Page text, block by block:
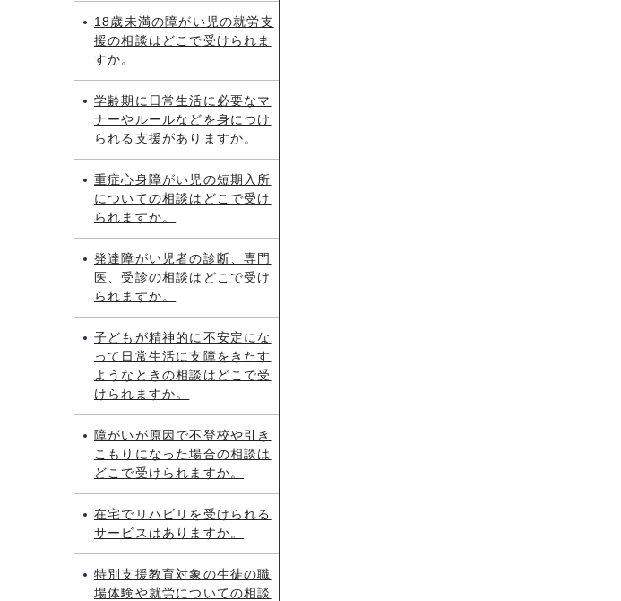
18歳未満の障がい児の就労支
援の相談はどこで受けられま
すか。
学齢期に日常生活に必要なマ
ナーやルールなどを身につけ
られる支援がありますか。
重症心身障がい児の短期入所
についての相談はどこで受け
られますか。
発達障がい児者の診断、専門
医、受診の相談はどこで受け
られますか。
子どもが精神的に不安定にな
って日常生活に支障をきたす
ようなときの相談はどこで受
けられますか。
障がいが原因で不登校や引き
こもりになった場合の相談は
どこで受けられますか。
在宅でリハビリを受けられる
サービスはありますか。
特別支援教育対象の生徒の職
場体験や就労についての相談